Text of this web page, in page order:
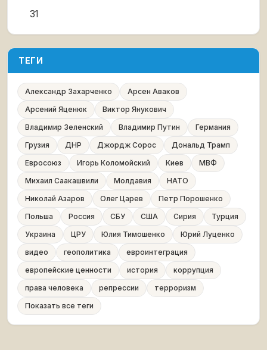
31
ТЕГИ
Александр Захарченко
Арсен Аваков
Арсений Яценюк
Виктор Янукович
Владимир Зеленский
Владимир Путин
Германия
Грузия
ДНР Джордж Сорос
Дональд Трамп
Евросоюз
Игорь Коломойский Киев
МВФ
Михаил Саакашвили
Молдавия
НАТО
Николай Азаров
Олег Царев
Петр Порошенко
Польша
Россия СБУ США Сирия
Турция
Украина
ЦРУ Юлия Тимошенко
Юрий Луценко
видео
геополитика
евроинтеграция
европейские ценности
история
коррупция
права человека
репрессии
терроризм
Показать все теги